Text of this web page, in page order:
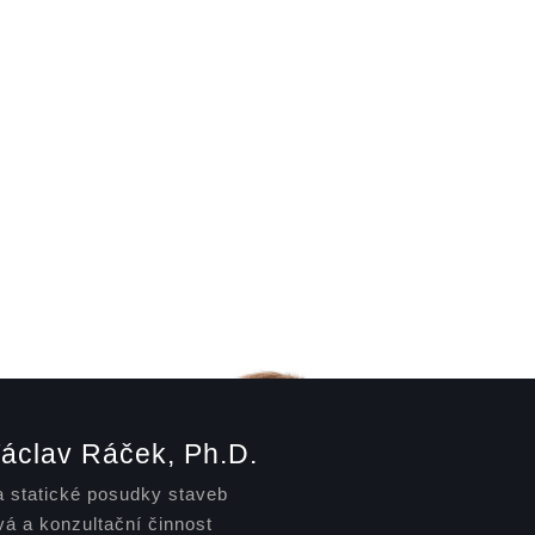
Ráček, Ph.D.
statické posudky staveb
a konzultační činnost